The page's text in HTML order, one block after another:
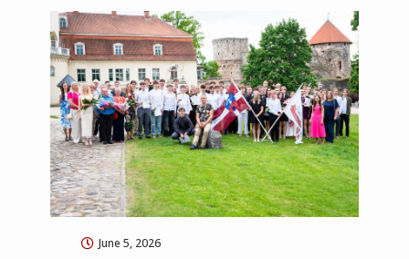
June 5, 2026